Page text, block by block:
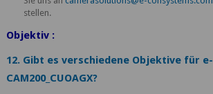
stellen.
Objektiv :
12. Gibt es verschiedene Objektive für e-
CAM200_CUOAGX?